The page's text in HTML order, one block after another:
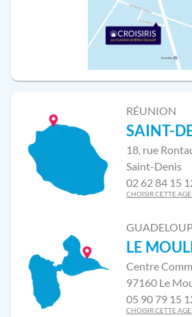
RÉUNION
SAINT-
18, rue
Saint-Denis
02 62 84 15
CHOISIR CETTE
LE
Centre
97160 Le
05 90 79 15
CHOISIR CETTE